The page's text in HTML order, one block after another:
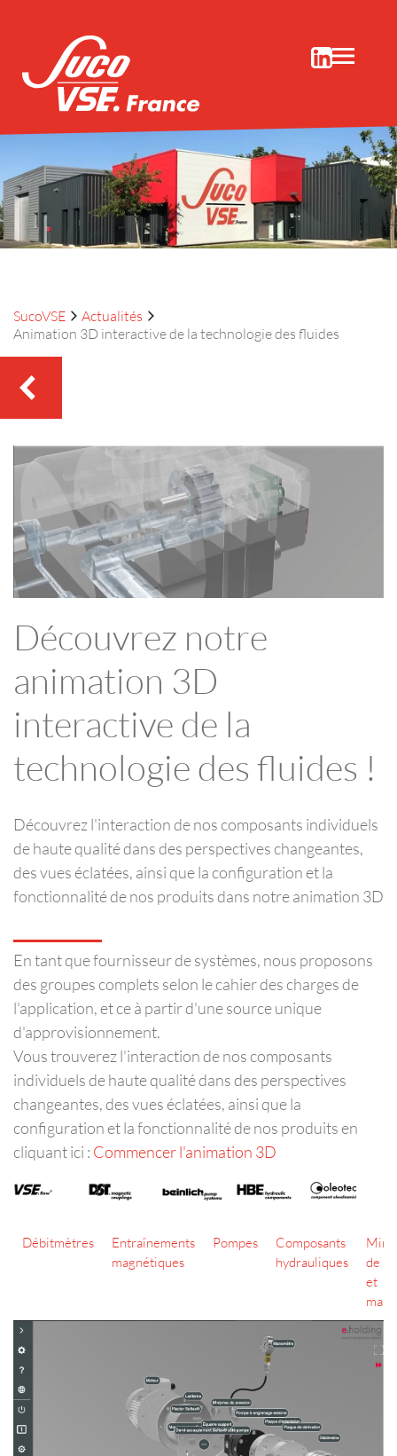
ou électromagnétiques
SucoVSE
Actualités
Animation 3D interactive de la technologie des fluides
Découvrez notre
animation 3D
interactive de la
technologie des fluides !
Découvrez l'interaction de nos composants individuels
de haute qualité dans des perspectives changeantes,
des vues éclatées, ainsi que la configuration et la
fonctionnalité de nos produits dans notre animation 3D
En tant que fournisseur de systèmes, nous proposons
des groupes complets selon le cahier des charges de
l'application, et ce à partir d'une source unique
d'approvisionnement.
Vous trouverez l'interaction de nos composants
individuels de haute qualité dans des perspectives
changeantes, des vues éclatées, ainsi que la
configuration et la fonctionnalité de nos produits en
cliquant ici : Commencer l'animation 3D
Débitmètres
Entraînements
magnétiques
Pompes
Composants
hydrauliques
de
et